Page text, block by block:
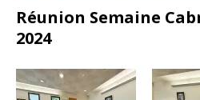
Réunion Semaine
2024